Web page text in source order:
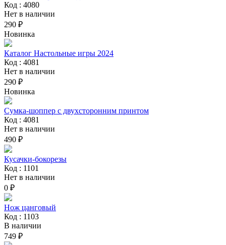
Код : 4080
Нет в наличии
290 ₽
Новинка
Каталог Настольные игры 2024
Код : 4081
Нет в наличии
290 ₽
Новинка
Сумка-шоппер с двухсторонним принтом
Код : 4081
Нет в наличии
490 ₽
Кусачки-бокорезы
Код : 1101
Нет в наличии
0 ₽
Нож цанговый
Код : 1103
В наличии
749 ₽